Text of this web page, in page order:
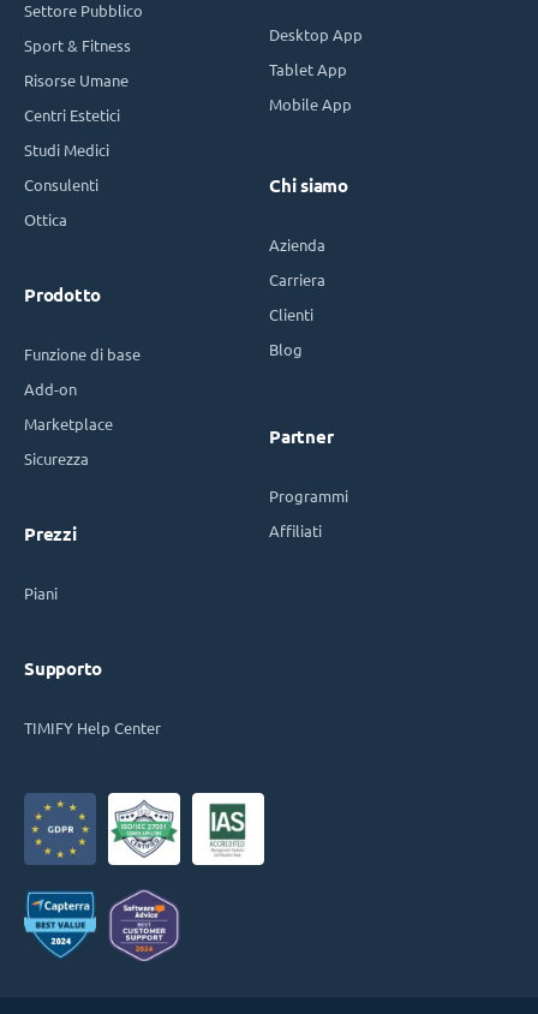
Settore Pubblico
Sport & Fitness
Risorse Umane
Centri Estetici
Studi Medici
Consulenti
Ottica
Prodotto
Funzione di base
Add-on
Marketplace
Sicurezza
Prezzi
Piani
Supporto
TIMIFY Help Center
Desktop App
Tablet App
Mobile App
Chi siamo
Azienda
Carriera
Clienti
Blog
Partner
Programmi
Affiliati